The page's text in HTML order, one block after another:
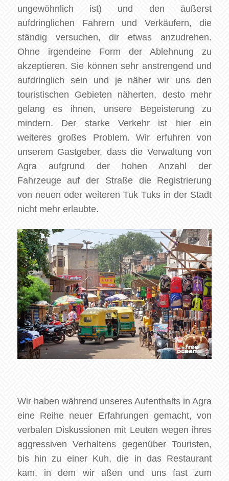
ungewöhnlich ist) und den äußerst
aufdringlichen Fahrern und Verkäufern, die
ständig versuchen, dir etwas anzudrehen.
Ohne irgendeine Form der Ablehnung zu
akzeptieren. Sie können sehr anstrengend und
aufdringlich sein und je näher wir uns den
touristischen Gebieten näherten, desto mehr
gelang es ihnen, unsere Begeisterung zu
mindern. Der starke Verkehr ist hier ein
weiteres großes Problem. Wir erfuhren von
unserem Gastgeber, dass die Verwaltung von
Agra aufgrund der hohen Anzahl der
Fahrzeuge auf der Straße die Registrierung
von neuen oder weiteren Tuk Tuks in der Stadt
nicht mehr erlaubte.
Wir haben während unseres Aufenthalts in Agra
eine Reihe neuer Erfahrungen gemacht, von
verbalen Diskussionen mit Leuten wegen ihres
aggressiven Verhaltens gegenüber Touristen,
bis hin zu einer Kuh, die in das Restaurant
kam, in dem wir aßen und uns fast zum